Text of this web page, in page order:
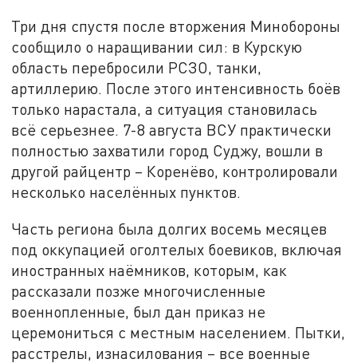
Три дня спустя после вторжения Минобороны
сообщило о наращивании сил: в Курскую
область перебросили РСЗО, танки,
артиллерию. После этого интенсивность боёв
только нарастала, а ситуация становилась
всё серьезнее. 7-8 августа ВСУ практически
полностью захватили город Суджу, вошли в
другой райцентр – Коренёво, контролировали
несколько населённых пунктов.
Часть региона была долгих восемь месяцев
под оккупацией оголтелых боевиков, включая
иностранных наёмников, которым, как
рассказали позже многочисленные
военнопленные, был дан приказ не
церемониться с местным населением. Пытки,
расстрелы, изнасилования – все военные